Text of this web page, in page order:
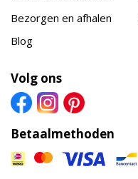
Bezorgen en afhalen
Blog
Volg ons
Betaalmethoden